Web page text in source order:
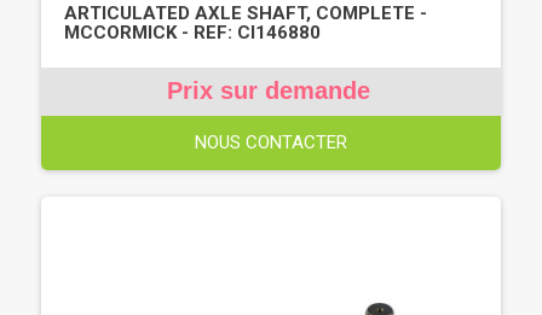
ARTICULATED AXLE SHAFT, COMPLETE -
MCCORMICK - REF: CI146880
Prix sur demande
NOUS CONTACTER